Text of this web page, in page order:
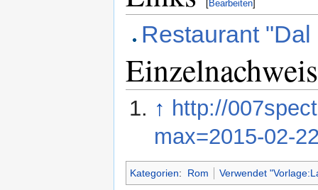
[Bearbeiten]
Restaurant
↑ http://
max=2015-02-
Kategorien: Rom Verwendet